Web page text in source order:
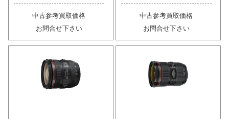
中古参考買取価格
お問合せ下さい
中古参考買取価格
お問合せ下さい